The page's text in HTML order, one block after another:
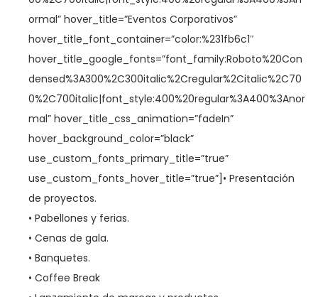
ormal” hover_title=”Eventos Corporativos”
hover_title_font_container=”color:%231fb6c1″
hover_title_google_fonts=”font_family:Roboto%20Con
densed%3A300%2C300italic%2Cregular%2Citalic%2C70
0%2C700italic|font_style:400%20regular%3A400%3Anor
mal” hover_title_css_animation=”fadeIn”
hover_background_color=”black”
use_custom_fonts_primary_title=”true”
use_custom_fonts_hover_title=”true”]• Presentación
de proyectos.
• Pabellones y ferias.
• Cenas de gala.
• Banquetes.
• Coffee Break